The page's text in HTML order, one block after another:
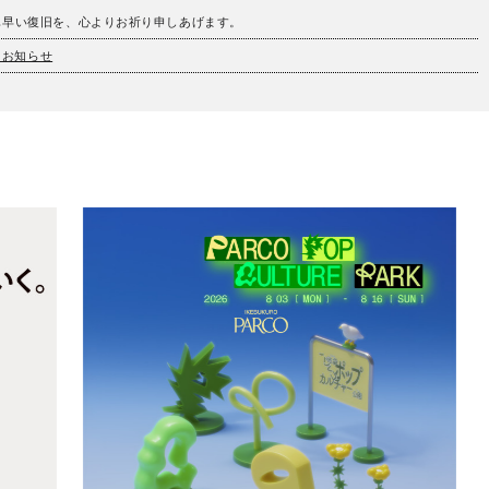
い復旧を、心よりお祈り申しあげます。
知らせ